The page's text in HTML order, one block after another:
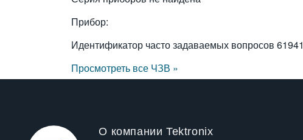
Прибор:
Идентификатор часто задаваемых вопросов 61941
Просмотреть все ЧЗВ »
О компании Tektronix